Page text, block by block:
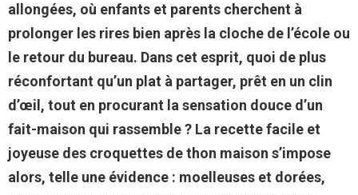
allongées, où enfants et parents cherchent à
prolonger les rires bien après la cloche de l’école ou
le retour du bureau. Dans cet esprit, quoi de plus
réconfortant qu’un plat à partager, prêt en un clin
d’œil, tout en procurant la sensation douce d’un
fait-maison qui rassemble ? La recette facile et
joyeuse des croquettes de thon maison s’impose
alors, telle une évidence : moelleuses et dorées,